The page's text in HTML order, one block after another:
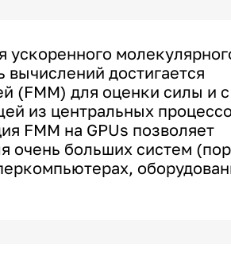
ускоренного
достигается
(FMM) для оценки силы и с
из центральных
FMM на GPUs позволяет
очень больших систем